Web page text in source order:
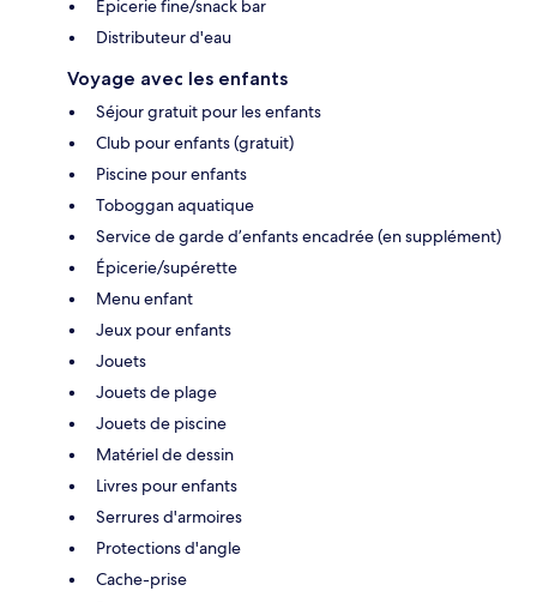
Épicerie fine/snack bar
Distributeur d'eau
Voyage avec les enfants
Séjour gratuit pour les enfants
Club pour enfants (gratuit)
Piscine pour enfants
Toboggan aquatique
Service de garde d’enfants encadrée (en supplément)
Épicerie/supérette
Menu enfant
Jeux pour enfants
Jouets
Jouets de plage
Jouets de piscine
Matériel de dessin
Livres pour enfants
Serrures d'armoires
Protections d'angle
Cache-prise